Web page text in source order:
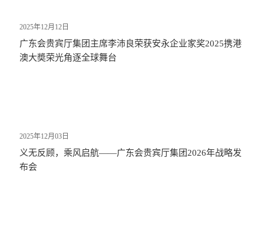
2025年12月12日
广东会贵宾厅集团主席李沛良荣获安永企业家奖2025携港
澳大奬荣光角逐全球舞台
2025年12月03日
义无反顾，乘风启航——广东会贵宾厅集团2026年战略发
布会